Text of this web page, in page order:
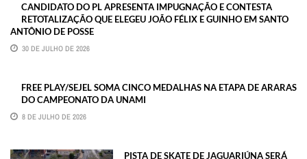
CANDIDATO DO PL APRESENTA IMPUGNAÇÃO E CONTESTA
RETOTALIZAÇÃO QUE ELEGEU JOÃO FÉLIX E GUINHO EM SANTO
ANTÔNIO DE POSSE
30 DE JULHO DE 2026
FREE PLAY/SEJEL SOMA CINCO MEDALHAS NA ETAPA DE ARARAS
DO CAMPEONATO DA UNAMI
8 DE JULHO DE 2026
PISTA DE SKATE DE JAGUARIÚNA SERÁ